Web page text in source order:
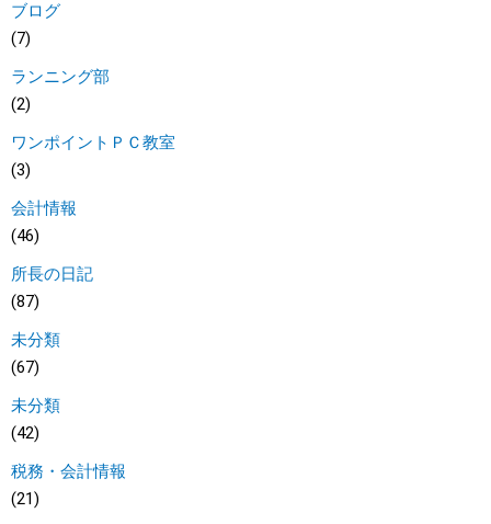
ブログ
(7)
ランニング部
(2)
ワンポイントＰＣ教室
(3)
会計情報
(46)
所長の日記
(87)
未分類
(67)
未分類
(42)
税務・会計情報
(21)